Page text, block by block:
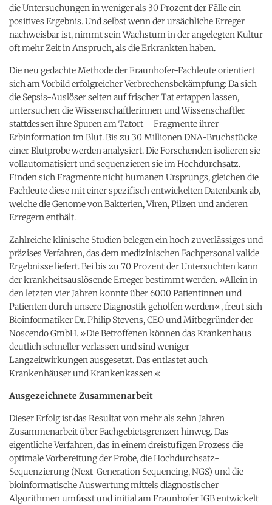
die Untersuchungen in weniger als 30 Prozent der Fälle ein
positives Ergebnis. Und selbst wenn der ursächliche Erreger
nachweisbar ist, nimmt sein Wachstum in der angelegten Kultur
oft mehr Zeit in Anspruch, als die Erkrankten haben.
Die neu gedachte Methode der Fraunhofer-Fachleute orientiert
sich am Vorbild erfolgreicher Verbrechensbekämpfung: Da sich
die Sepsis-Auslöser selten auf frischer Tat ertappen lassen,
untersuchen die Wissenschaftlerinnen und Wissenschaftler
stattdessen ihre Spuren am Tatort – Fragmente ihrer
Erbinformation im Blut. Bis zu 30 Millionen DNA-Bruchstücke
einer Blutprobe werden analysiert. Die Forschenden isolieren sie
vollautomatisiert und sequenzieren sie im Hochdurchsatz.
Finden sich Fragmente nicht humanen Ursprungs, gleichen die
Fachleute diese mit einer spezifisch entwickelten Datenbank ab,
welche die Genome von Bakterien, Viren, Pilzen und anderen
Erregern enthält.
Zahlreiche klinische Studien belegen ein hoch zuverlässiges und
präzises Verfahren, das dem medizinischen Fachpersonal valide
Ergebnisse liefert. Bei bis zu 70 Prozent der Untersuchten kann
der krankheitsauslösende Erreger bestimmt werden. »Allein in
den letzten vier Jahren konnte über 6000 Patientinnen und
Patienten durch unsere Diagnostik geholfen werden«, freut sich
Bioinformatiker Dr. Philip Stevens, CEO und Mitbegründer der
Noscendo GmbH. »Die Betroffenen können das Krankenhaus
deutlich schneller verlassen und sind weniger
Langzeitwirkungen ausgesetzt. Das entlastet auch
Krankenhäuser und Krankenkassen.«
Ausgezeichnete Zusammenarbeit
Dieser Erfolg ist das Resultat von mehr als zehn Jahren
Zusammenarbeit über Fachgebietsgrenzen hinweg. Das
eigentliche Verfahren, das in einem dreistufigen Prozess die
optimale Vorbereitung der Probe, die Hochdurchsatz-
Sequenzierung (Next-Generation Sequencing, NGS) und die
bioinformatische Auswertung mittels diagnostischer
Algorithmen umfasst und initial am Fraunhofer IGB entwickelt